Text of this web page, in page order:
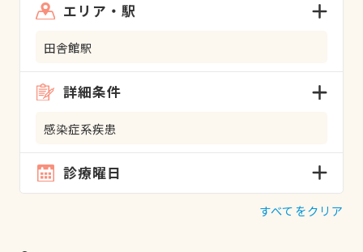
エリア・駅
田舎館駅
詳細条件
感染症系疾患
診療曜日
すべてをクリア